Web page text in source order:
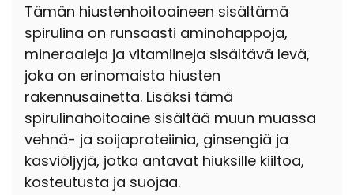
Tämän hiustenhoitoaineen sisältämä
spirulina on runsaasti aminohappoja,
mineraaleja ja vitamiineja sisältävä levä,
joka on erinomaista hiusten
rakennusainetta. Lisäksi tämä
spirulinahoitoaine sisältää muun muassa
vehnä- ja soijaproteiinia, ginsengiä ja
kasviöljyjä, jotka antavat hiuksille kiiltoa,
kosteutusta ja suojaa.